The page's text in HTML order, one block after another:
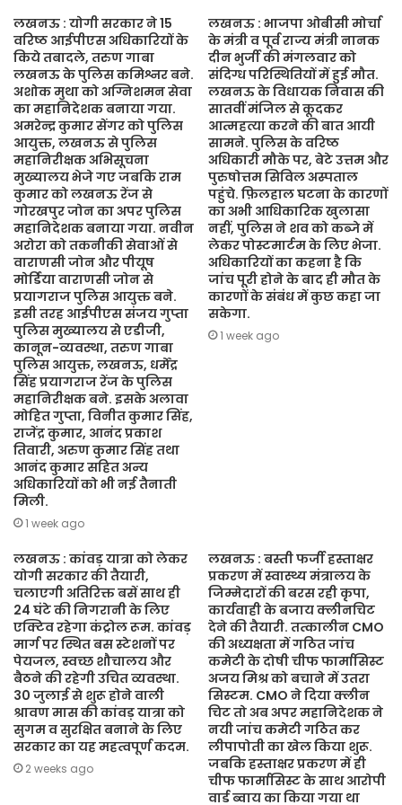
लखनऊ : योगी सरकार ने 15
वरिष्ठ आईपीएस अधिकारियों के
किये तबादले, तरुण गाबा
लखनऊ के पुलिस कमिश्नर बने.
अशोक मुथा को अग्निशमन सेवा
का महानिदेशक बनाया गया.
अमरेन्द्र कुमार सेंगर को पुलिस
आयुक्त, लखनऊ से पुलिस
महानिरीक्षक अभिसूचना
मुख्यालय भेजे गए जबकि राम
कुमार को लखनऊ रेंज से
गोरखपुर जोन का अपर पुलिस
महानिदेशक बनाया गया. नवीन
अरोरा को तकनीकी सेवाओं से
वाराणसी जोन और पीयूष
मोर्डिया वाराणसी जोन से
प्रयागराज पुलिस आयुक्त बने.
इसी तरह आईपीएस संजय गुप्ता
पुलिस मुख्यालय से एडीजी,
कानून-व्यवस्था, तरुण गाबा
पुलिस आयुक्त, लखनऊ, धर्मेंद्र
सिंह प्रयागराज रेंज के पुलिस
महानिरीक्षक बने. इसके अलावा
मोहित गुप्ता, विनीत कुमार सिंह,
राजेंद्र कुमार, आनंद प्रकाश
तिवारी, अरुण कुमार सिंह तथा
आनंद कुमार सहित अन्य
अधिकारियों को भी नई तैनाती
मिली.
1 week ago
लखनऊ : भाजपा ओबीसी मोर्चा
के मंत्री व पूर्व राज्य मंत्री नानक
दीन भुर्जी की मंगलवार को
संदिग्ध परिस्थितियों में हुई मौत.
लखनऊ के विधायक निवास की
सातवीं मंजिल से कूदकर
आत्महत्या करने की बात आयी
सामने. पुलिस के वरिष्ठ
अधिकारी मौके पर, बेटे उत्तम और
पुरुषोत्तम सिविल अस्पताल
पहुंचे. फ़िलहाल घटना के कारणों
का अभी आधिकारिक खुलासा
नहीं, पुलिस ने शव को कब्जे में
लेकर पोस्टमार्टम के लिए भेजा.
अधिकारियों का कहना है कि
जांच पूरी होने के बाद ही मौत के
कारणों के संबंध में कुछ कहा जा
सकेगा.
1 week ago
लखनऊ : कांवड़ यात्रा को लेकर
योगी सरकार की तैयारी,
चलाएगी अतिरिक्त बसें साथ ही
24 घंटे की निगरानी के लिए
एक्टिव रहेगा कंट्रोल रूम. कांवड़
मार्ग पर स्थित बस स्टेशनों पर
पेयजल, स्वच्छ शौचालय और
बैठने की रहेगी उचित व्यवस्था.
30 जुलाई से शुरू होने वाली
श्रावण मास की कांवड़ यात्रा को
सुगम व सुरक्षित बनाने के लिए
सरकार का यह महत्वपूर्ण कदम.
2 weeks ago
लखनऊ : बस्ती फर्जी हस्ताक्षर
प्रकरण में स्वास्थ्य मंत्रालय के
जिम्मेदारों की बरस रही कृपा,
कार्यवाही के बजाय क्लीनचिट
देने की तैयारी. तत्कालीन CMO
की अध्यक्षता में गठित जांच
कमेटी के दोषी चीफ फार्मासिस्ट
अजय मिश्र को बचाने में उतरा
सिस्टम. CMO ने दिया क्लीन
चिट तो अब अपर महानिदेशक ने
नयी जांच कमेटी गठित कर
लीपापोती का खेल किया शुरू.
जबकि हस्ताक्षर प्रकरण में ही
चीफ फार्मासिस्ट के साथ आरोपी
वार्ड ब्वाय का किया गया था